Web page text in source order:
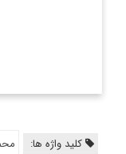
کلید واژه ها: